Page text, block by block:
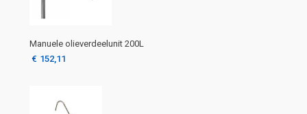
Manuele olieverdeelunit 200L
€ 152,11